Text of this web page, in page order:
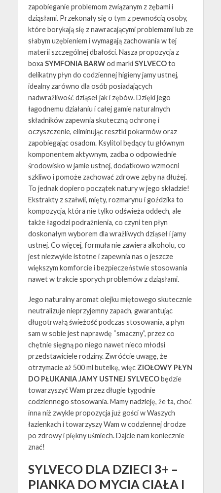
zapobieganie problemom związanym z zębami i
dziąsłami. Przekonały się o tym z pewnością osoby,
które borykają się z nawracającymi problemami lub ze
słabym uzębieniem i wymagają zachowania w tej
materii szczególnej dbałości. Nasza propozycja z
boxa SYMFONIA BARWod markiSYLVECOto
delikatny płyn do codziennej higieny jamy ustnej,
idealny zarówno dla osób posiadających
nadwrażliwość dziąseł jak i zębów. Dzięki jego
łagodnemu działaniu i całej gamie naturalnych
składników zapewnia skuteczną ochronę i
oczyszczenie, eliminując resztki pokarmów oraz
zapobiegając osadom. Ksylitol będący tu głównym
komponentem aktywnym, zadba o odpowiednie
środowisko w jamie ustnej, dodatkowo wzmocni
szkliwo i pomoże zachować zdrowe zęby na dłużej.
To jednak dopiero początek natury w jego składzie!
Ekstrakty z szałwii, mięty, rozmarynu i goździka to
kompozycja, która nie tylko odświeża oddech, ale
także łagodzi podrażnienia, co czyni ten płyn
doskonałym wyborem dla wrażliwych dziąseł i jamy
ustnej. Co więcej, formuła nie zawiera alkoholu, co
jest niezwykle istotne i zapewnia nas o jeszcze
większym komforcie i bezpieczeństwie stosowania
nawet w trakcie sporych problemów z dziąsłami.
Jego naturalny aromat olejku miętowego skutecznie
neutralizuje nieprzyjemny zapach, gwarantując
długotrwałą świeżość podczas stosowania, a płyn
sam w sobie jest naprawdę “smaczny”, przez co
chętnie sięgną po niego nawet nieco młodsi
przedstawiciele rodziny. Zwróćcie uwagę, że
otrzymacie aż 500 ml butelkę, więc ZIOŁOWY PŁYN
DO PŁUKANIA JAMY USTNEJ SYLVECObędzie
towarzyszyć Wam przez długie tygodnie
codziennego stosowania. Mamy nadzieję, że ta, choć
inna niż zwykle propozycja już gości w Waszych
łazienkach i towarzyszy Wam w codziennej drodze
po zdrowy i piękny uśmiech. Dajcie nam koniecznie
znać!
SYLVECO DLA DZIECI 3+ –
PIANKA DO MYCIA CIAŁA I